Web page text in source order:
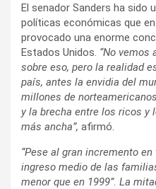
El senador Sanders ha sido
políticas económicas que
provocado una enorme
Estados Unidos. “No
sobre eso, pero la realidad
país, antes la envidia del
millones de
y la brecha entre los ricos y
más ancha”, afirmó.
“Pese al gran incremento
ingreso medio de las
menor que en 1999”. La